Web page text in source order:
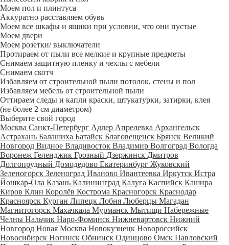
Моем пол и плинтуса
Аккуратно расставляем обувь
Моем все шкафы и ящики при условии, что они пустые
Моем двери
Моем розетки/ выключатели
Протираем от пыли все мелкие и крупные предметы
Снимаем защитную пленку и чехлы с мебели
Снимаем скотч
Избавляем от строительной пыли потолок, стены и пол
Избавляем мебель от строительной пыли
Оттираем следы и капли краски, штукатурки, затирки, клея
(не более 2 см диаметром)
Выберите свой город
Москва Санкт-Петербург Адлер Апрелевка Архангельск
Астрахань Балашиха Батайск Благовещенск Брянск Великий
Новгород Видное Владивосток Владимир Волгоград Вологда
Воронеж Геленджик Грозный Дзержинск Дмитров
Долгопрудный Домодедово Екатеринбург Жуковский
Зеленогорск Зеленоград Иваново Ивантеевка Иркутск Истра
Йошкар-Ола Казань Калининград Калуга Каспийск Кашира
Киров Клин Королёв Кострома Красногорск Краснодар
Красноярск Курган Липецк Лобня Люберцы Магадан
Магнитогорск Махачкала Мурманск Мытищи Набережные
Челны Нальчик Наро-Фоминск Нижневартовск Нижний
Новгород Новая Москва Новокузнецк Новороссийск
Новосибирск Ногинск Обнинск Одинцово Омск Павловский